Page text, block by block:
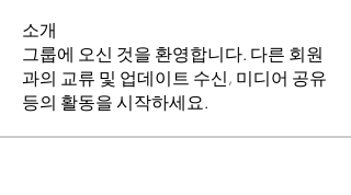
소개
그룹에 오신 것을 환영합니다. 다른 회원
과의 교류 및 업데이트 수신, 미디어 공유
등의 활동을 시작하세요.